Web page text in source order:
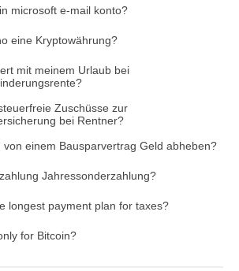
microsoft e-mail konto?
eine Kryptowährung?
mit meinem Urlaub bei
Zuschüsse zur
bei Rentner?
von einem Bausparvertrag Geld abheben?
Jahressonderzahlung?
longest payment plan for taxes?
for Bitcoin?